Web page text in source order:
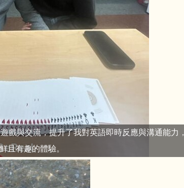
戲與交流，提升了我對英語即時反應與溝通能力，
且有趣的體驗。